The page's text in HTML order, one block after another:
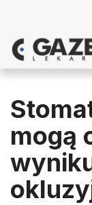
mogą